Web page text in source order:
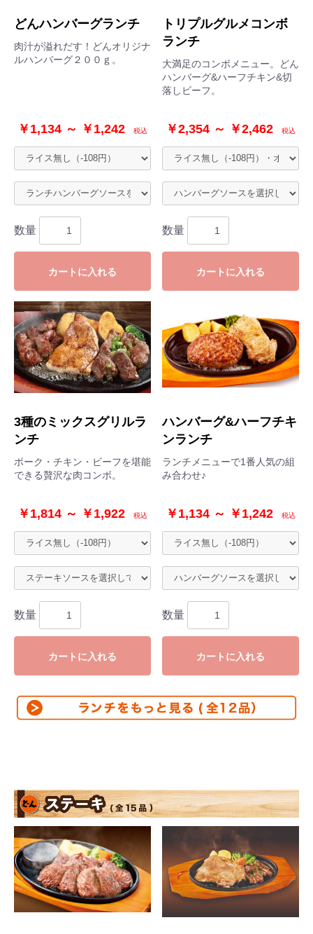
どんハンバーグランチ
肉汁が溢れだす！どんオリジナ
ルハンバーグ２００ｇ。
￥1,134 ～ ￥1,242 税込
数量
カートに入れる
トリプルグルメコンボ
ランチ
大満足のコンボメニュー。どん
ハンバーグ&ハーフチキン&切
落しビーフ。
￥2,354 ～ ￥2,462 税込
数量
カートに入れる
3種のミックスグリルラ
ンチ
ポーク・チキン・ビーフを堪能
できる贅沢な肉コンボ。
￥1,814 ～ ￥1,922 税込
数量
カートに入れる
ハンバーグ&ハーフチキ
ンランチ
ランチメニューで1番人気の組
み合わせ♪
￥1,134 ～ ￥1,242 税込
数量
カートに入れる